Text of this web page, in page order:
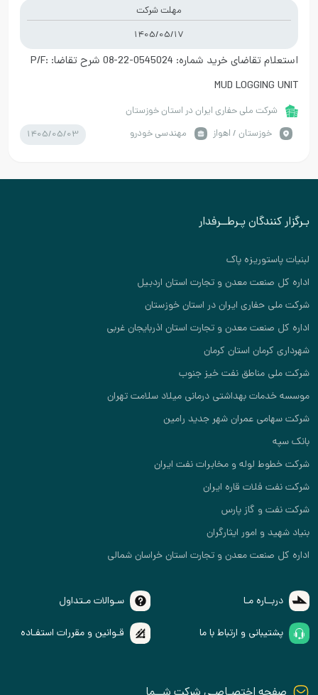
مهلت شرکت
1405/05/17
استعلام تقاضای خرید شماره: 0545024-22-08 شرح تقاضا: P/F:
MUD LOGGING UNIT
شرکت ملی حفاری ایران در استان خوزستان
خوزستان / اهواز
مهندسی خودرو 1405/05/03
بـرگزار کنندگان پـرطــرفدار
لبنیات پاستوریزه پاک
اداره کل صنعت معدن و تجارت استان اردبیل
شرکت ملی حفاری ایران در استان خوزستان
اداره کل صنعت معدن و تجارت استان اذربایجان غربی
شهرداری کرمان استان کرمان
شرکت ملی مناطق نفت خیز جنوب
موسسه خدمات بهداشتی درمانی میلاد سلامت تهران
شرکت سهامی عمران شهر جدید رامین
بانک سپه
شرکت خطوط لوله و مخابرات نفت ایران
شرکت نفت فلات قاره ایران
شرکت نفت و گاز پارس
بنیاد شهید و امور ایثارگران
اداره کل صنعت معدن و تجارت استان خراسان شمالی
دربــاره مـا سـوالات مـتداول
پشتیبانی و ارتباط با ما قـوانین و مقررات استفـاده